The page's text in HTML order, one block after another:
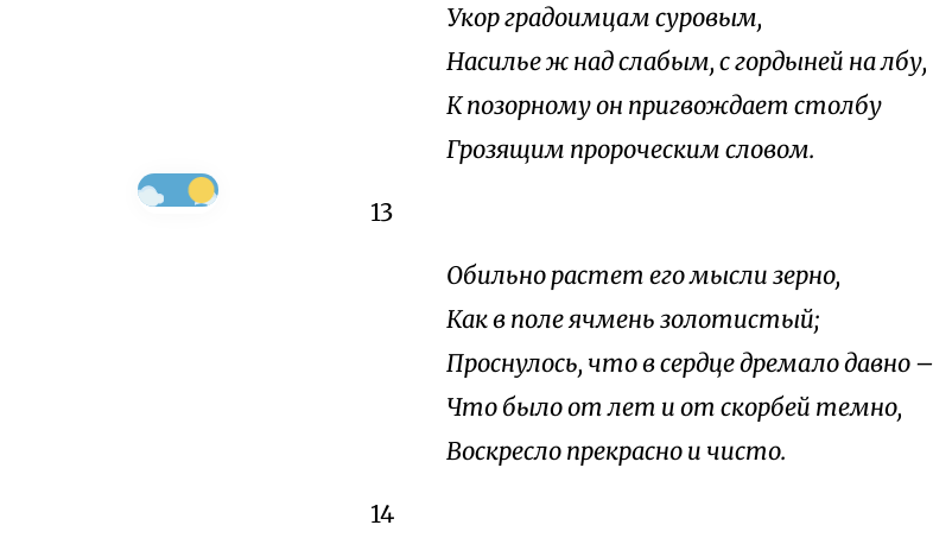
Укор градоимцам суровым,
Насилье ж над слабым, с гордыней на лбу,
К позорному он пригвождает столбу
Грозящим пророческим словом.
13
Обильно растет его мысли зерно,
Как в поле ячмень золотистый;
Проснулось, что в сердце дремало давно –
Что было от лет и от скорбей темно,
Воскресло прекрасно и чисто.
14